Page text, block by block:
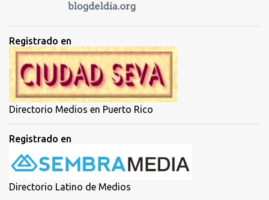
Registrado en
Directorio Medios en Puerto Rico
Registrado en
Directorio Latino de Medios